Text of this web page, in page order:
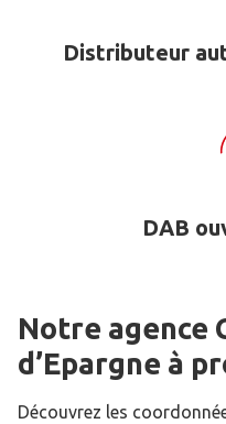
Distributeur
DAB
Notre agence
d’Epargne à
Découvrez les